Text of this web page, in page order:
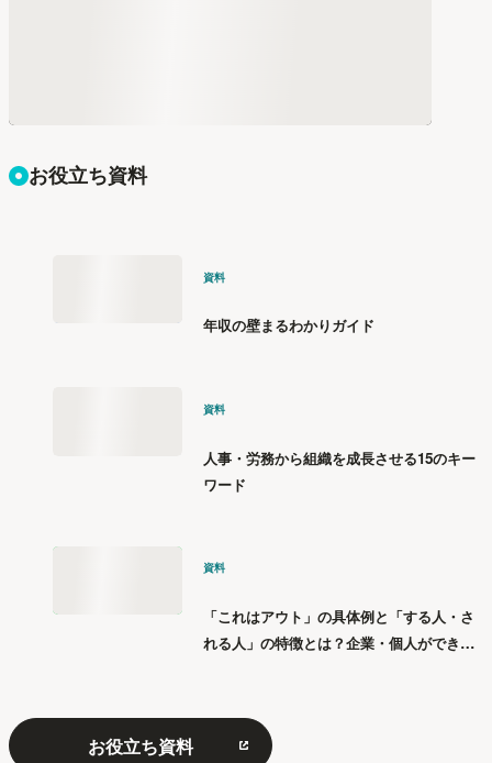
お役立ち資料
資料
年収の壁まるわかりガイド
資料
人事・労務から組織を成長させる15のキー
ワード
資料
「これはアウト」の具体例と「する人・さ
れる人」の特徴とは？企業・個人ができる
お役立ち資料